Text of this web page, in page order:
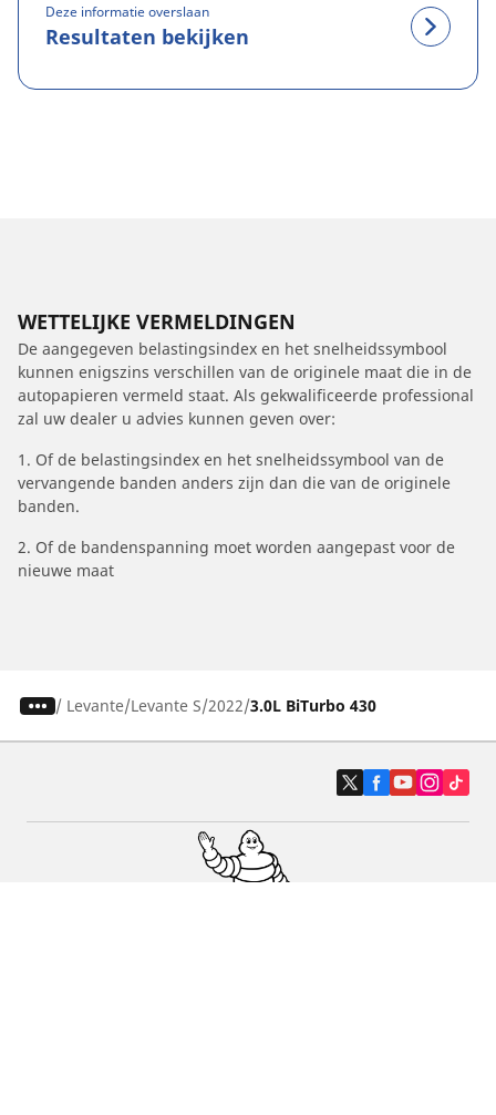
Deze informatie overslaan
Resultaten bekijken
WETTELIJKE VERMELDINGEN
De aangegeven belastingsindex en het snelheidssymbool
kunnen enigszins verschillen van de originele maat die in de
autopapieren vermeld staat. Als gekwalificeerde professional
zal uw dealer u advies kunnen geven over:
1. Of de belastingsindex en het snelheidssymbool van de
vervangende banden anders zijn dan die van de originele
banden.
2. Of de bandenspanning moet worden aangepast voor de
nieuwe maat
/ Levante Levante S 2022 3.0L BiTurbo 430